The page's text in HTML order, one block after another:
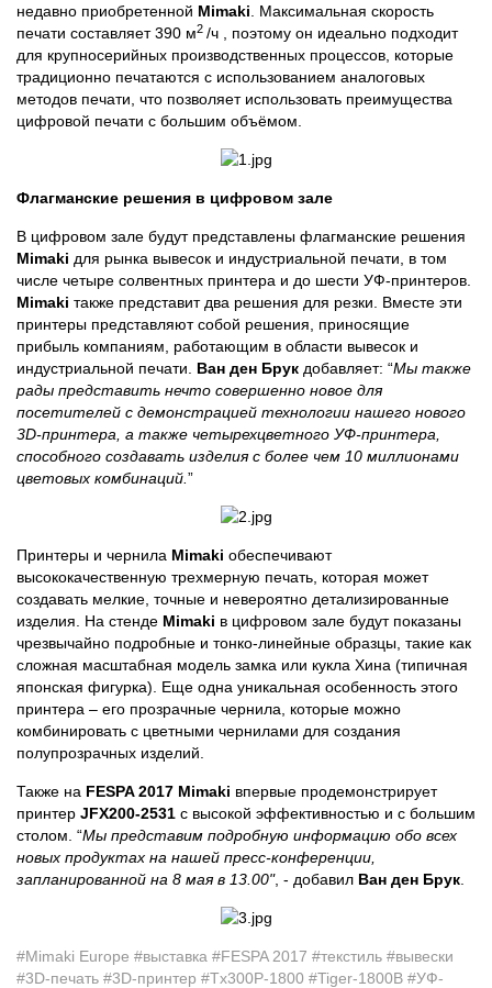
недавно приобретенной Mimaki . Максимальная скорость
печати составляет 390 м2 /ч , поэтому он идеально подходит
для крупносерийных производственных процессов, которые
традиционно печатаются с использованием аналоговых
методов печати, что позволяет использовать преимущества
цифровой печати с большим объёмом.
Флагманские решения в цифровом зале
В цифровом зале будут представлены флагманские решения
Mimaki для рынка вывесок и индустриальной печати, в том
числе четыре солвентных принтера и до шести УФ-принтеров.
Mimaki также представит два решения для резки. Вместе эти
принтеры представляют собой решения, приносящие
прибыль компаниям, работающим в области вывесок и
индустриальной печати. Ван ден Брук добавляет: “Мы также
рады представить нечто совершенно новое для
посетителей с демонстрацией технологии нашего нового
3D-принтера, а также четырехцветного УФ-принтера,
способного создавать изделия с более чем 10 миллионами
цветовых комбинаций. ”
Принтеры и чернила Mimaki обеспечивают
высококачественную трехмерную печать, которая может
создавать мелкие, точные и невероятно детализированные
изделия. На стенде Mimaki в цифровом зале будут показаны
чрезвычайно подробные и тонко-линейные образцы, такие как
сложная масштабная модель замка или кукла Хина (типичная
японская фигурка). Еще одна уникальная особенность этого
принтера – его прозрачные чернила, которые можно
комбинировать с цветными чернилами для создания
полупрозрачных изделий.
Также на FESPA 2017 Mimaki впервые продемонстрирует
принтер JFX200-2531 с высокой эффективностью и с большим
столом. “Мы представим подробную информацию обо всех
новых продуктах на нашей пресс-конференции,
запланированной на 8 мая в 13.00", - добавил Ван ден Брук
#Mimaki Europe #выставка #FESPA 2017 #текстиль #вывески
#3D-печать #3D-принтер #Tx300P-1800 #Tiger-1800B #УФ-